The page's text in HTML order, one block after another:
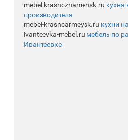
mebel-krasnoznamensk.ru кухня
производителя
mebel-krasnoarmeysk.ru кухни
ivanteevka-mebel.ru мебель по
Ивантеевке